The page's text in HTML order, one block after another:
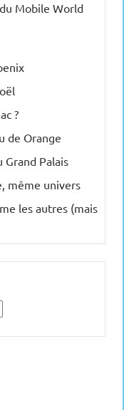
Mobile World
?
de Orange
Grand Palais
même univers
les autres (mais